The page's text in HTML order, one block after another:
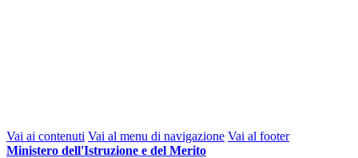
Vai ai contenuti Vai al menu di navigazione Vai al footer
Ministero dell'Istruzione e del Merito